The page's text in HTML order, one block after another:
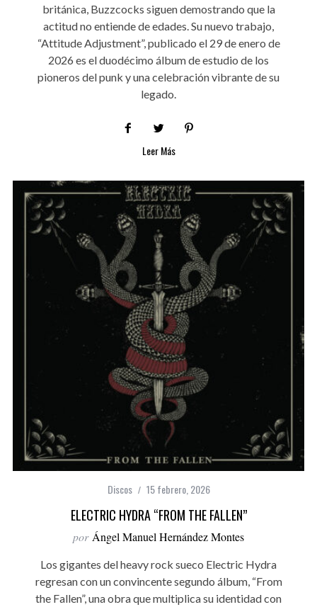
británica, Buzzcocks siguen demostrando que la
actitud no entiende de edades. Su nuevo trabajo,
“Attitude Adjustment”, publicado el 29 de enero de
2026 es el duodécimo álbum de estudio de los
pioneros del punk y una celebración vibrante de su
legado.
Leer Más
Discos 15 febrero, 2026
ELECTRIC HYDRA “FROM THE FALLEN”
por Ángel Manuel Hernández Montes
Los gigantes del heavy rock sueco Electric Hydra
regresan con un convincente segundo álbum, “From
the Fallen”, una obra que multiplica su identidad con